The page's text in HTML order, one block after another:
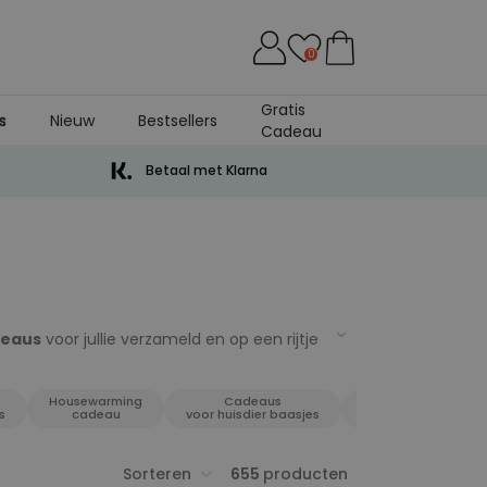
0
Nieuw Bestsellers
Gratis
Cadeau
Betaal met Klarna
voor jullie verzameld en op een rijtje
mannen, cadeaus voor vrouwen,
Dus gelukkig shoppen en gelukkig
Housewarming
cadeau
Cadeaus
voor huisdier baasjes
Sorteren 655 producten